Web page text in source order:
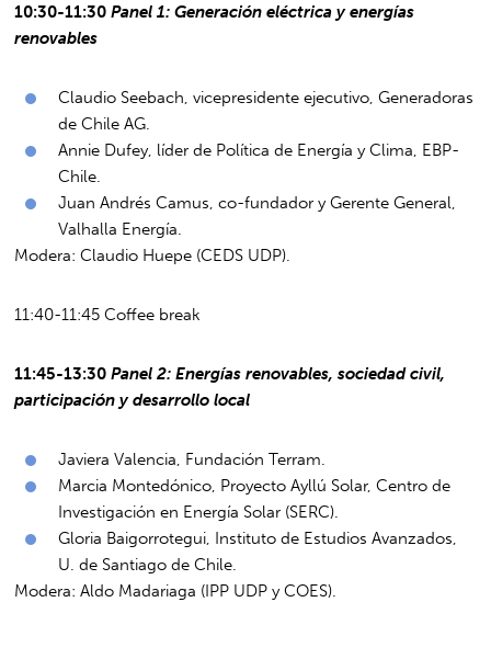
10:30-11:30Panel 1: Generación eléctrica y energías
renovables
Claudio Seebach, vicepresidente ejecutivo, Generadoras
de Chile AG.
Annie Dufey, líder de Política de Energía y Clima, EBP-
Chile.
Juan Andrés Camus, co-fundador y Gerente General,
Valhalla Energía.
Modera: Claudio Huepe (CEDS UDP).
11:40-11:45 Coffee break
11:45-13:30Panel 2: Energías renovables, sociedad civil,
participación y desarrollo local
Javiera Valencia, Fundación Terram.
Marcia Montedónico, Proyecto Ayllú Solar, Centro de
Investigación en Energía Solar (SERC).
Gloria Baigorrotegui, Instituto de Estudios Avanzados,
U. de Santiago de Chile.
Modera: Aldo Madariaga (IPP UDP y COES).